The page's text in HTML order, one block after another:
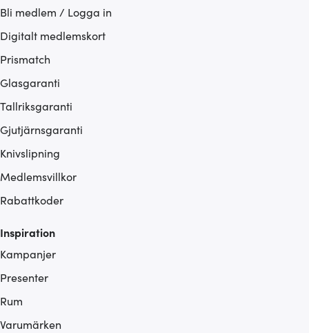
Bli medlem / Logga in
Digitalt medlemskort
Prismatch
Glasgaranti
Tallriksgaranti
Gjutjärnsgaranti
Knivslipning
Medlemsvillkor
Rabattkoder
Inspiration
Kampanjer
Presenter
Rum
Varumärken